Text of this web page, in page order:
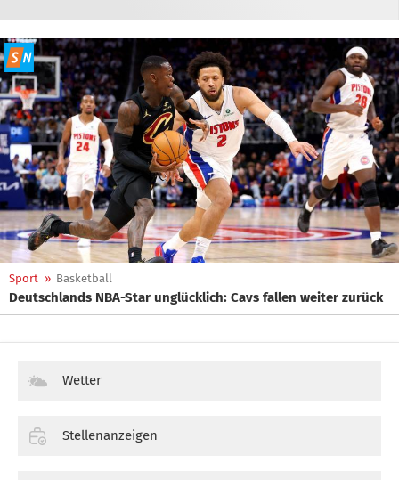
Sport » Basketball
Deutschlands NBA-Star unglücklich: Cavs fallen weiter zurück
Wetter
Stellenanzeigen